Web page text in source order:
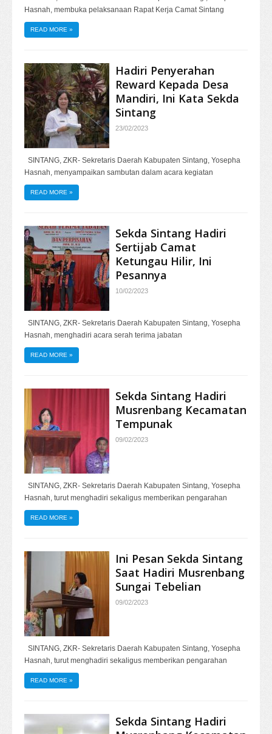
Hasnah, membuka pelaksanaan Rapat Kerja Camat Sintang
READ MORE »
Hadiri Penyerahan
Reward Kepada Desa
Mandiri, Ini Kata Sekda
Sintang
23/02/2023
SINTANG, ZKR- Sekretaris Daerah Kabupaten Sintang, Yosepha
Hasnah, menyampaikan sambutan dalam acara kegiatan
READ MORE »
Sekda Sintang Hadiri
Sertijab Camat
Ketungau Hilir, Ini
Pesannya
10/02/2023
SINTANG, ZKR- Sekretaris Daerah Kabupaten Sintang, Yosepha
Hasnah, menghadiri acara serah terima jabatan
READ MORE »
Sekda Sintang Hadiri
Musrenbang Kecamatan
Tempunak
09/02/2023
SINTANG, ZKR- Sekretaris Daerah Kabupaten Sintang, Yosepha
Hasnah, turut menghadiri sekaligus memberikan pengarahan
READ MORE »
Ini Pesan Sekda Sintang
Saat Hadiri Musrenbang
Sungai Tebelian
09/02/2023
SINTANG, ZKR- Sekretaris Daerah Kabupaten Sintang, Yosepha
Hasnah, turut menghadiri sekaligus memberikan pengarahan
READ MORE »
Sekda Sintang Hadiri